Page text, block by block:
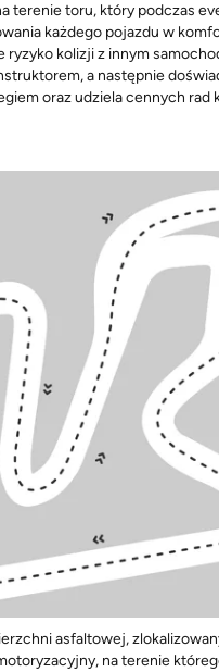
terenie toru, który podczas
każdego pojazdu w
kolizji z innym
a następnie
oraz udziela cennych rad
asfaltowej,
na terenie